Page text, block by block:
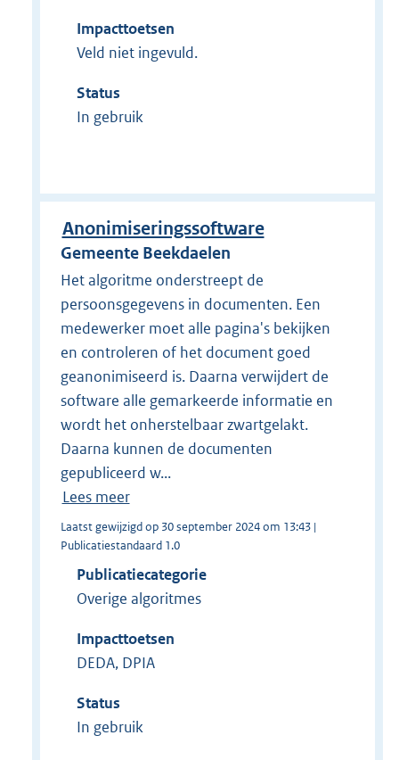
Impacttoetsen
Veld niet ingevuld.
Status
In gebruik
Anonimiseringssoftware
Gemeente Beekdaelen
Het algoritme onderstreept de
persoonsgegevens in documenten. Een
medewerker moet alle pagina's bekijken
en controleren of het document goed
geanonimiseerd is. Daarna verwijdert de
software alle gemarkeerde informatie en
wordt het onherstelbaar zwartgelakt.
Daarna kunnen de documenten
gepubliceerd w...
Lees meer
Laatst gewijzigd op 30 september 2024 om 13:43 |
Publicatiestandaard 1.0
Publicatiecategorie
Overige algoritmes
Impacttoetsen
DEDA, DPIA
Status
In gebruik